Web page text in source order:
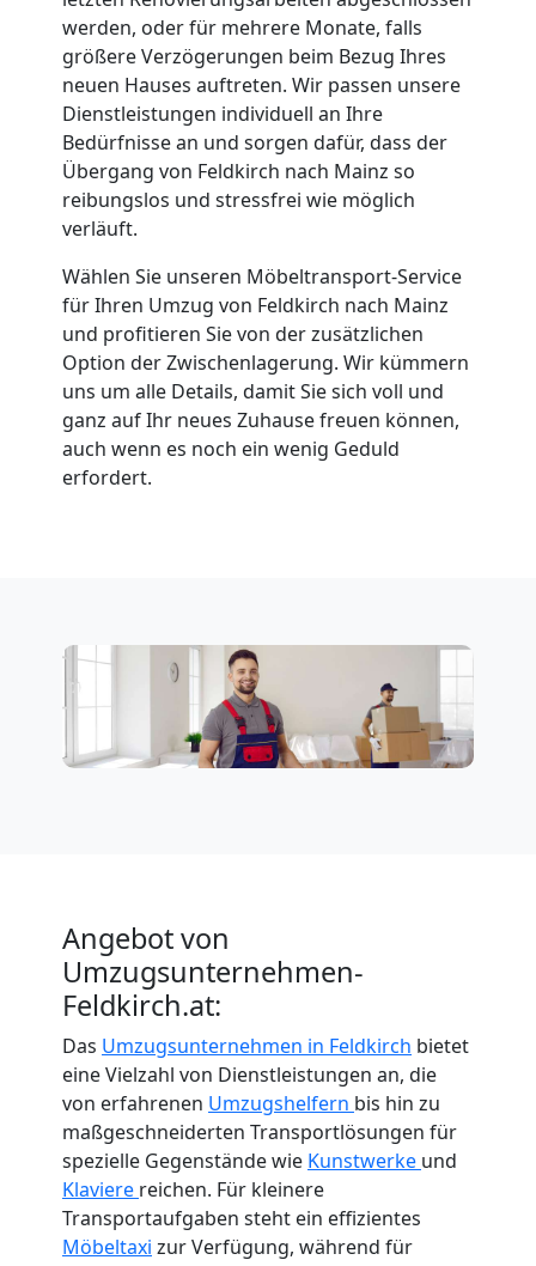
werden, oder für mehrere Monate, falls
größere Verzögerungen beim Bezug Ihres
neuen Hauses auftreten. Wir passen unsere
Dienstleistungen individuell an Ihre
Bedürfnisse an und sorgen dafür, dass der
Übergang von Feldkirch nach Mainz so
reibungslos und stressfrei wie möglich
verläuft.
Wählen Sie unseren Möbeltransport-Service
für Ihren Umzug von Feldkirch nach Mainz
und profitieren Sie von der zusätzlichen
Option der Zwischenlagerung. Wir kümmern
uns um alle Details, damit Sie sich voll und
ganz auf Ihr neues Zuhause freuen können,
auch wenn es noch ein wenig Geduld
erfordert.
Angebot von
Umzugsunternehmen-
Feldkirch.at:
Das Umzugsunternehmen in Feldkirch bietet
eine Vielzahl von Dienstleistungen an, die
von erfahrenen Umzugshelfern bis hin zu
maßgeschneiderten Transportlösungen für
spezielle Gegenstände wie Kunstwerke und
Klaviere reichen. Für kleinere
Transportaufgaben steht ein effizientes
Möbeltaxi zur Verfügung, während für